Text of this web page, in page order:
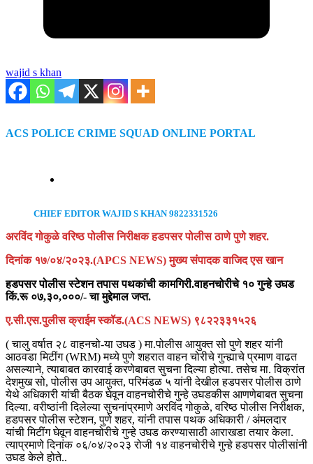
wajid s khan
ACS POLICE CRIME SQUAD ONLINE PORTAL
CHIEF EDITOR WAJID S KHAN 9822331526
अरविंद गोकुळे वरिष्ठ पोलीस निरीक्षक हडपसर पोलीस ठाणे पुणे शहर.
दिनांक १७/०४/२०२३.(APCS NEWS) मुख्य संपादक वाजिद एस खान
हडपसर पोलीस स्टेशन तपास पथकांची कामगिरी.वाहनचोरीचे १० गुन्हे उघड
किं.रू ०७,३०,०००/- चा मुद्देमाल जप्त.
ए.सी.एस.पुलीस क्राईम स्कॉड.(ACS NEWS) ९८२२३३१५२६
( चालु वर्षात २८ वाहनचो-या उघड ) मा.पोलीस आयुक्त सो पुणे शहर यांनी
आठवडा मिटींग (WRM) मध्ये पुणे शहरात वाहन चोरीचे गुन्ह्याचे प्रमाण वाढत
असल्याने, त्याबाबत कारवाई करणेबाबत सुचना दिल्या होत्या. तसेच मा. विक्रांत
देशमुख सो, पोलीस उप आयुक्त, परिमंडळ ५ यांनी देखील हडपसर पोलीस ठाणे
येथे अधिकारी यांची बैठक घेवून वाहनचोरीचे गुन्हे उघडकीस आणणेबाबत सुचना
दिल्या. वरीष्ठांनी दिलेल्या सुचनांप्रमाणे अरविंद गोकुळे, वरिष्ठ पोलीस निरीक्षक,
हडपसर पोलीस स्टेशन, पुणे शहर, यांनी तपास पथक अधिकारी / अंमलदार
यांची मिटींग घेवून वाहनचोरीचे गुन्हे उघड करण्यासाठी आराखडा तयार केला.
त्याप्रमाणे दिनांक ०६/०४/२०२३ रोजी १४ वाहनचोरीचे गुन्हे हडपसर पोलीसांनी
उघड केले होते..